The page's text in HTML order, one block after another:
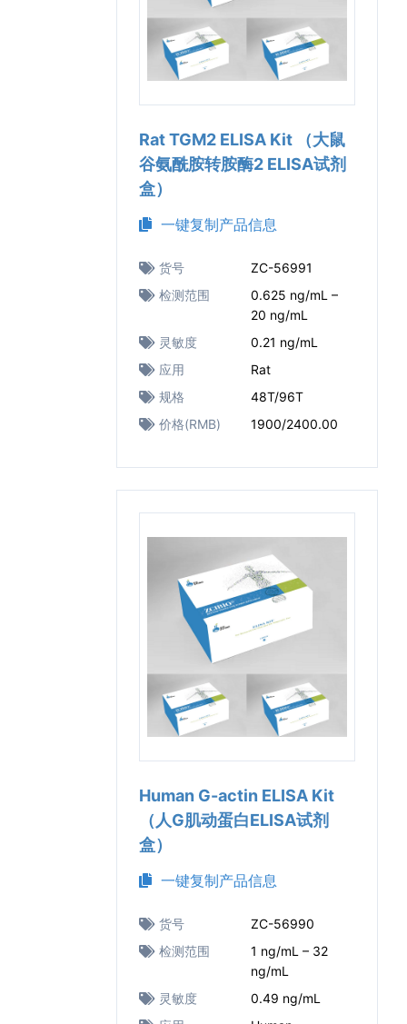
Rat TGM2 ELISA Kit （大鼠
谷氨酰胺转胺酶2 ELISA试剂
盒）
一键复制产品信息
货号
ZC-56991
检测范围
0.625 ng/mL –
20 ng/mL
灵敏度
0.21 ng/mL
应用
Rat
规格
48T/96T
价格(RMB)
1900/2400.00
Human G-actin ELISA Kit
（人G肌动蛋白ELISA试剂
盒）
一键复制产品信息
货号
ZC-56990
检测范围
1 ng/mL – 32
ng/mL
灵敏度
0.49 ng/mL